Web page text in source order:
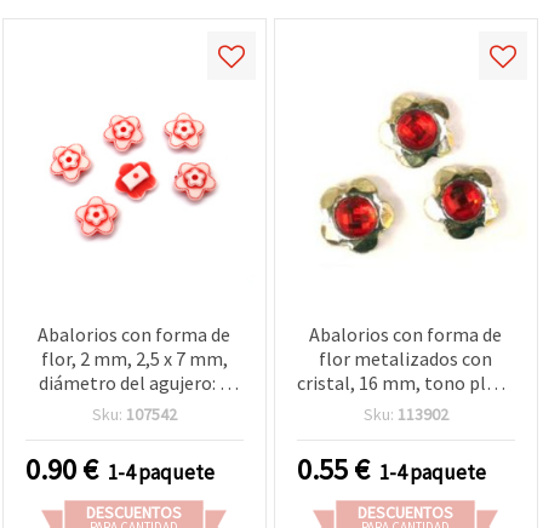
Abalorios con forma de
flor, 2 mm, 2,5 x 7 mm,
diámetro del agujero: 2
mm, 50 g (aprox. 56 uds.)
Sku: 107542
0.90€ 1-4 paquete
DESCUENTOS
Abalorios con forma de
flor metalizados con
cristal, 16 mm, tono plata
- pack de 10 unidades
Sku: 113902
0.55€ 1-4 paquete
DESCUENTOS